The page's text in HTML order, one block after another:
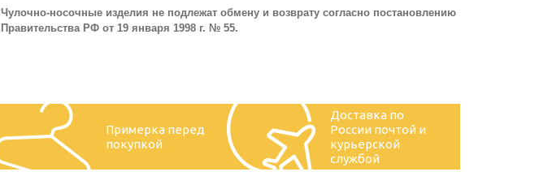
Чулочно-носочные изделия не подлежат обмену и возврату согласно постановлению
Правительства РФ от 19 января 1998 г. № 55.
Примерка перед
покупкой
Доставка по
России почтой и
курьерской
службой